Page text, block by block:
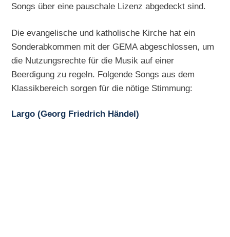
Songs über eine pauschale Lizenz abgedeckt sind.
Die evangelische und katholische Kirche hat ein
Sonderabkommen mit der GEMA abgeschlossen, um
die Nutzungsrechte für die Musik auf einer
Beerdigung zu regeln. Folgende Songs aus dem
Klassikbereich sorgen für die nötige Stimmung:
Largo (Georg Friedrich Händel)